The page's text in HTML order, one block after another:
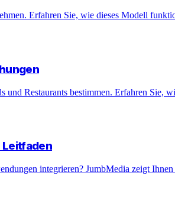
Erfahren Sie, wie dieses Modell
Restaurants bestimmen. Erfahren Sie,
Leitfaden
integrieren? JumbMedia zeigt